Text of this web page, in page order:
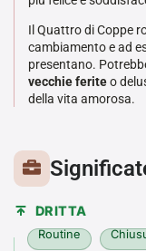
Il Quattro di Coppe
cambiamento e ad
presentano.
vecchie feriteo
della vita amorosa.
DRITTA
Routine